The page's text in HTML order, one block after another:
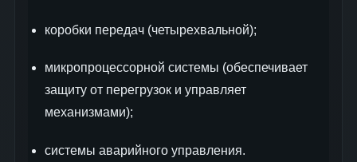
коробки передач (четырехвальной);
микропроцессорной системы (обеспечивает
защиту от перегрузок и управляет
механизмами);
системы аварийного управления.